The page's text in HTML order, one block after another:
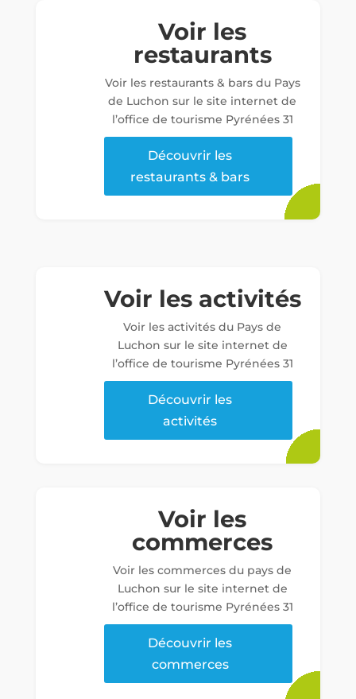
Voir les
restaurants
Voir les restaurants & bars du Pays
de Luchon sur le site internet de
l’office de tourisme Pyrénées 31
Découvrir les
restaurants & bars
Voir les activités
Voir les activités du Pays de
Luchon sur le site internet de
l’office de tourisme Pyrénées 31
Découvrir les
activités
Voir les
commerces
Voir les commerces du pays de
Luchon sur le site internet de
l’office de tourisme Pyrénées 31
Découvrir les
commerces